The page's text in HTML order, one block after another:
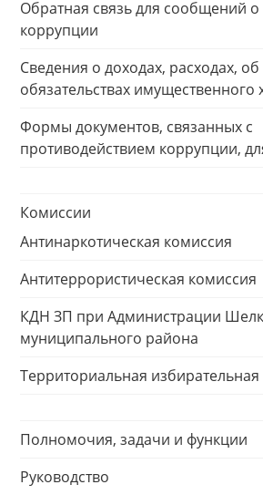
Обратная связь для сообщений о
коррупции
Сведения о доходах, расходах,
обязательствах имущественного
Формы документов, связанных с
противодействием коррупции,
Комиссии
Антинаркотическая комиссия
Антитеррористическая комиссия
КДН ЗП при Администрации
муниципального района
Территориальная
Полномочия, задачи и функции
Руководство